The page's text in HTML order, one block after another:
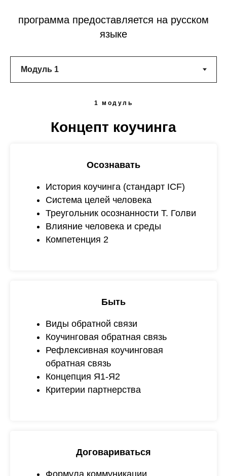
программа предоставляется на русском
языке
1 модуль
Концепт коучинга
Осознавать
История коучинга (стандарт ICF)
Система целей человека
Треугольник осознанности Т. Голви
Влияние человека и среды
Компетенция 2
Быть
Виды обратной связи
Коучинговая обратная связь
Рефлексивная коучинговая
обратная связь
Концепция Я1-Я2
Критерии партнерства
Договариваться
Формула коммуникации